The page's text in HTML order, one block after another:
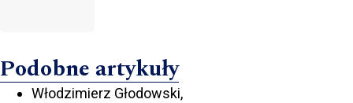
Podobne artykuły
Włodzimierz Głodowski,